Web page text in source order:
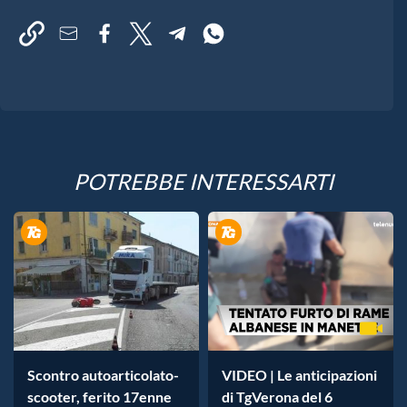
POTREBBE INTERESSARTI
Scontro autoarticolato-
scooter, ferito 17enne
VIDEO | Le anticipazioni
di TgVerona del 6